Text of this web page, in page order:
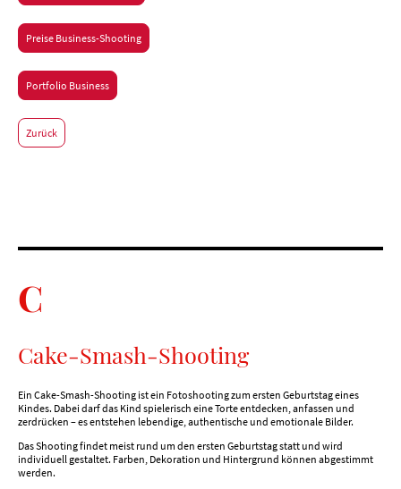
Preise Business-Shooting
Portfolio Business
Zurück
C
Cake-Smash-Shooting
Ein Cake-Smash-Shooting ist ein Fotoshooting zum ersten Geburtstag eines
Kindes. Dabei darf das Kind spielerisch eine Torte entdecken, anfassen und
zerdrücken – es entstehen lebendige, authentische und emotionale Bilder.
Das Shooting findet meist rund um den ersten Geburtstag statt und wird
individuell gestaltet. Farben, Dekoration und Hintergrund können abgestimmt
werden.